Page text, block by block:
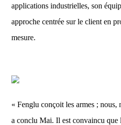
applications industrielles, son
approche centrée sur le client en
mesure.
« Fenglu conçoit les armes ; nous,
a conclu Mai. Il est convaincu que